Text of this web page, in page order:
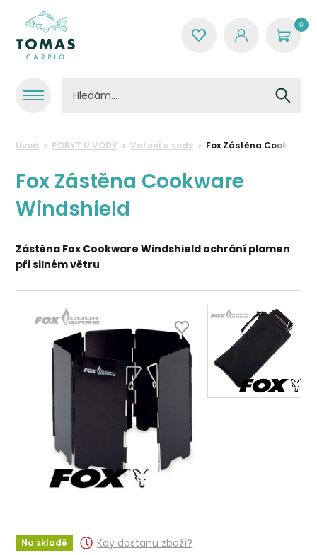
0
Úvod POBYT U VODY Vaření u vody Fox Zástěna Cookware
Fox Zástěna Cookware
Windshield
Zástěna Fox Cookware Windshield ochrání plamen
při silném větru
Na skladě Kdy dostanu zboží?